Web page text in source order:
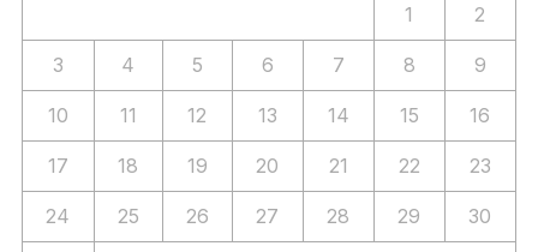
1 2
3 4 5 6 7 8 9
10 11 12 13 14 15 16
17 18 19 20 21 22 23
24 25 26 27 28 29 30